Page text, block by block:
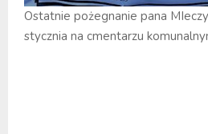
Ostatnie pożegnanie pana
stycznia na cmentarzu